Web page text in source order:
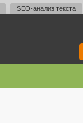
SEO-анализ текста